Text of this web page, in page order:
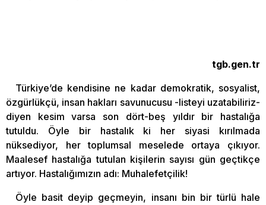
tgb.gen.tr
Türkiye’de kendisine ne kadar demokratik, sosyalist,
özgürlükçü, insan hakları savunucusu -listeyi uzatabiliriz-
diyen kesim varsa son dört-beş yıldır bir hastalığa
tutuldu. Öyle bir hastalık ki her siyasi kırılmada
nüksediyor, her toplumsal meselede ortaya çıkıyor.
Maalesef hastalığa tutulan kişilerin sayısı gün geçtikçe
artıyor. Hastalığımızın adı: Muhalefetçilik!
Öyle basit deyip geçmeyin, insanı bin bir türlü hale